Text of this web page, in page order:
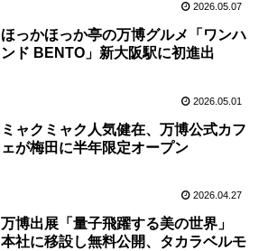
2026.05.07
ほっかほっか亭の万博グルメ「ワンハ
ンド BENTO」新大阪駅に初進出
2026.05.01
ミャクミャク人気健在、万博公式カフ
ェが梅田に半年限定オープン
2026.04.27
万博出展「量子飛躍する美の世界」
本社に移設し無料公開、タカラベルモ